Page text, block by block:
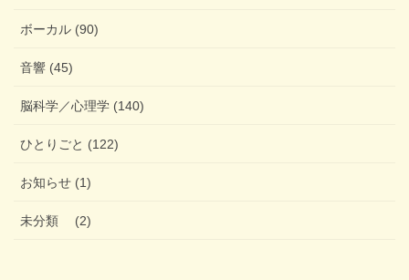
ボーカル (90)
音響 (45)
脳科学／心理学 (140)
ひとりごと (122)
お知らせ (1)
未分類 (2)